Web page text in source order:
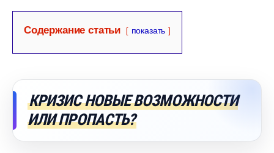
Содержание статьи показать
КРИЗИС НОВЫЕ ВОЗМОЖНОСТИ
ИЛИ ПРОПАСТЬ?